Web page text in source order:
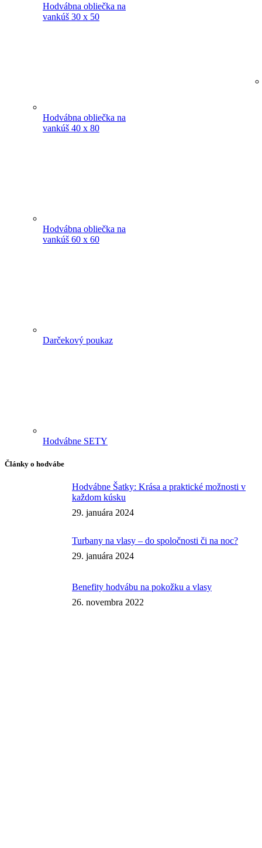
Hodvábna obliečka na
vankúš 30 x 50
Hodvábna obliečka na
vankúš 40 x 80
Hodvábna obliečka na
vankúš 60 x 60
Darčekový poukaz
Hodvábne SETY
Články o hodvábe
Hodvábne Šatky: Krása a praktické možnosti v
každom kúsku
29. januára 2024
Turbany na vlasy – do spoločnosti či na noc?
29. januára 2024
Benefity hodvábu na pokožku a vlasy
26. novembra 2022